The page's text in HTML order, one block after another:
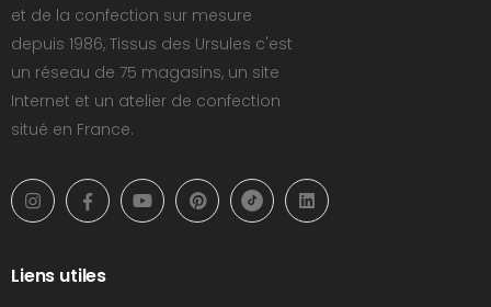
et de la confection sur mesure
depuis 1986, Tissus des Ursules c'est
un réseau de 75 magasins, un site
Internet et un atelier de confection
situé en France.
Liens utiles